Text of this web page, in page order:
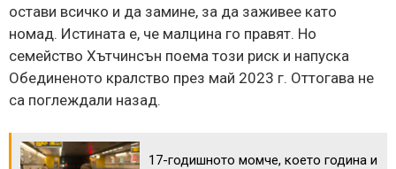
остави всичко и да замине, за да заживее като
номад. Истината е, че малцина го правят. Но
семейство Хътчинсън поема този риск и напуска
Обединеното кралство през май 2023 г. Оттогава не
са поглеждали назад.
17-годишното момче, което година и